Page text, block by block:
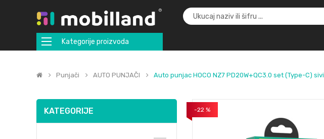
Kategorije proizvoda
Punjači AUTO PUNJAČI Auto punjac HOCO NZ7 PD20W+QC3.0 set (Type-C) sivi
KATEGORIJE -22 %